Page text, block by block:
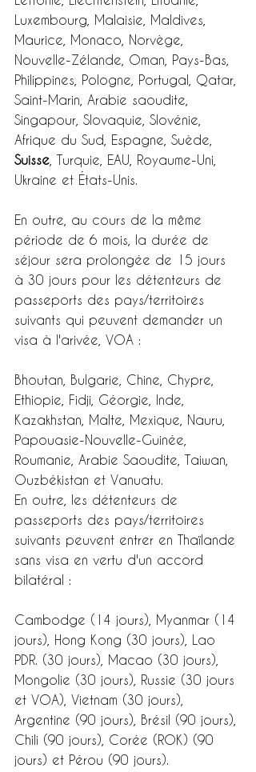
Luxembourg, Malaisie, Maldives,
Maurice, Monaco, Norvège,
Nouvelle-Zélande, Oman, Pays-Bas,
Philippines, Pologne, Portugal, Qatar,
Saint-Marin, Arabie saoudite,
Singapour, Slovaquie, Slovénie,
Afrique du Sud, Espagne, Suède,
Suisse , Turquie, EAU, Royaume-Uni,
Ukraine et États-Unis.
En outre, au cours de la même
période de 6 mois, la durée de
séjour sera prolongée de 15 jours
à 30 jours pour les détenteurs de
passeports des pays/territoires
suivants qui peuvent demander un
visa à l'arivée, VOA :
Bhoutan, Bulgarie, Chine, Chypre,
Ethiopie, Fidji, Géorgie, Inde,
Kazakhstan, Malte, Mexique, Nauru,
Papouasie-Nouvelle-Guinée,
Roumanie, Arabie Saoudite, Taiwan,
Ouzbékistan et Vanuatu.
En outre, les détenteurs de
passeports des pays/territoires
suivants peuvent entrer en Thaïlande
sans visa en vertu d'un accord
bilatéral :
Cambodge (14 jours), Myanmar (14
jours), Hong Kong (30 jours), Lao
PDR. (30 jours), Macao (30 jours),
Mongolie (30 jours), Russie (30 jours
et VOA), Vietnam (30 jours),
Argentine (90 jours), Brésil (90 jours),
Chili (90 jours), Corée (ROK) (90
jours) et Pérou (90 jours).